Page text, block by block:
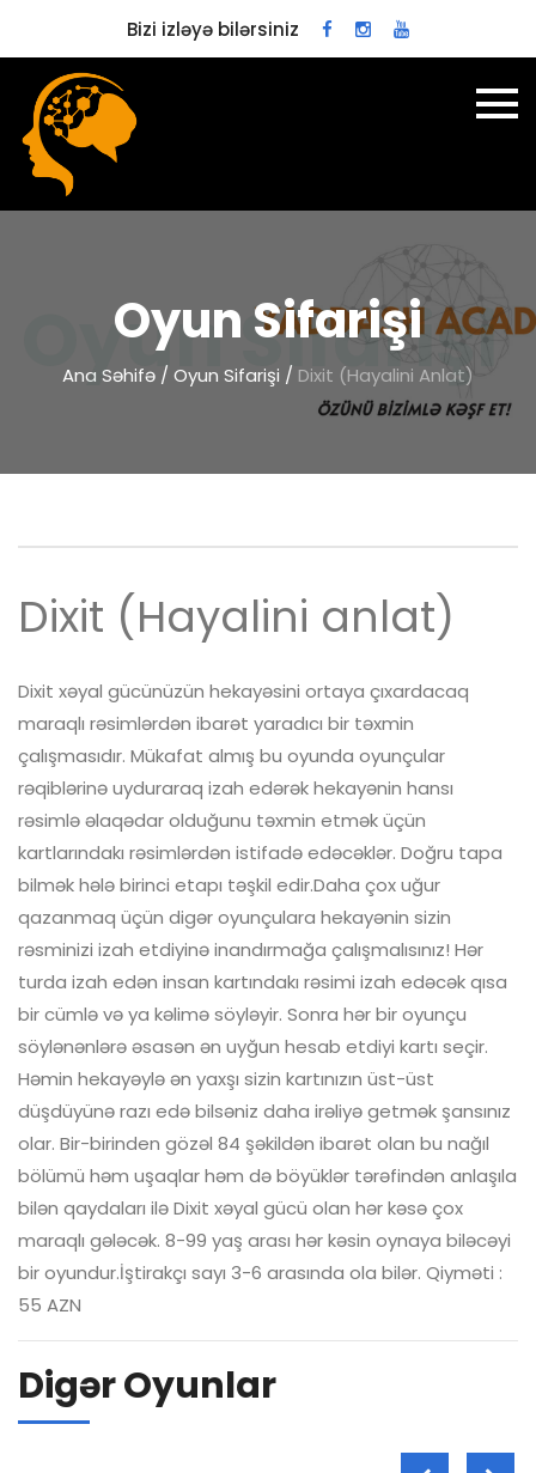
Bizi izləyə bilərsiniz
Oyun Sifarişi
Ana Səhifə / Oyun Sifarişi / Dixit (Hayalini Anlat)
Dixit (Hayalini anlat)
Dixit xəyal gücünüzün hekayəsini ortaya çıxardacaq
maraqlı rəsimlərdən ibarət yaradıcı bir təxmin
çalışmasıdır. Mükafat almış bu oyunda oyunçular
rəqiblərinə uyduraraq izah edərək hekayənin hansı
rəsimlə əlaqədar olduğunu təxmin etmək üçün
kartlarındakı rəsimlərdən istifadə edəcəklər. Doğru tapa
bilmək hələ birinci etapı təşkil edir.Daha çox uğur
qazanmaq üçün digər oyunçulara hekayənin sizin
rəsminizi izah etdiyinə inandırmağa çalışmalısınız! Hər
turda izah edən insan kartındakı rəsimi izah edəcək qısa
bir cümlə və ya kəlimə söyləyir. Sonra hər bir oyunçu
söylənənlərə əsasən ən uyğun hesab etdiyi kartı seçir.
Həmin hekayəylə ən yaxşı sizin kartınızın üst-üst
düşdüyünə razı edə bilsəniz daha irəliyə getmək şansınız
olar. Bir-birinden gözəl 84 şəkildən ibarət olan bu nağıl
bölümü həm uşaqlar həm də böyüklər tərəfindən anlaşıla
bilən qaydaları ilə Dixit xəyal gücü olan hər kəsə çox
maraqlı gələcək. 8-99 yaş arası hər kəsin oynaya biləcəyi
bir oyundur.İştirakçı sayı 3-6 arasında ola bilər. Qiyməti :
55 AZN
Digər Oyunlar